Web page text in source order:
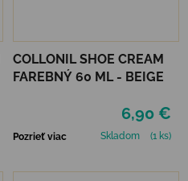
COLLONIL SHOE CREAM
FAREBNÝ 60 ML - BEIGE
6,90 €
Pozrieť viac Skladom (1 ks)